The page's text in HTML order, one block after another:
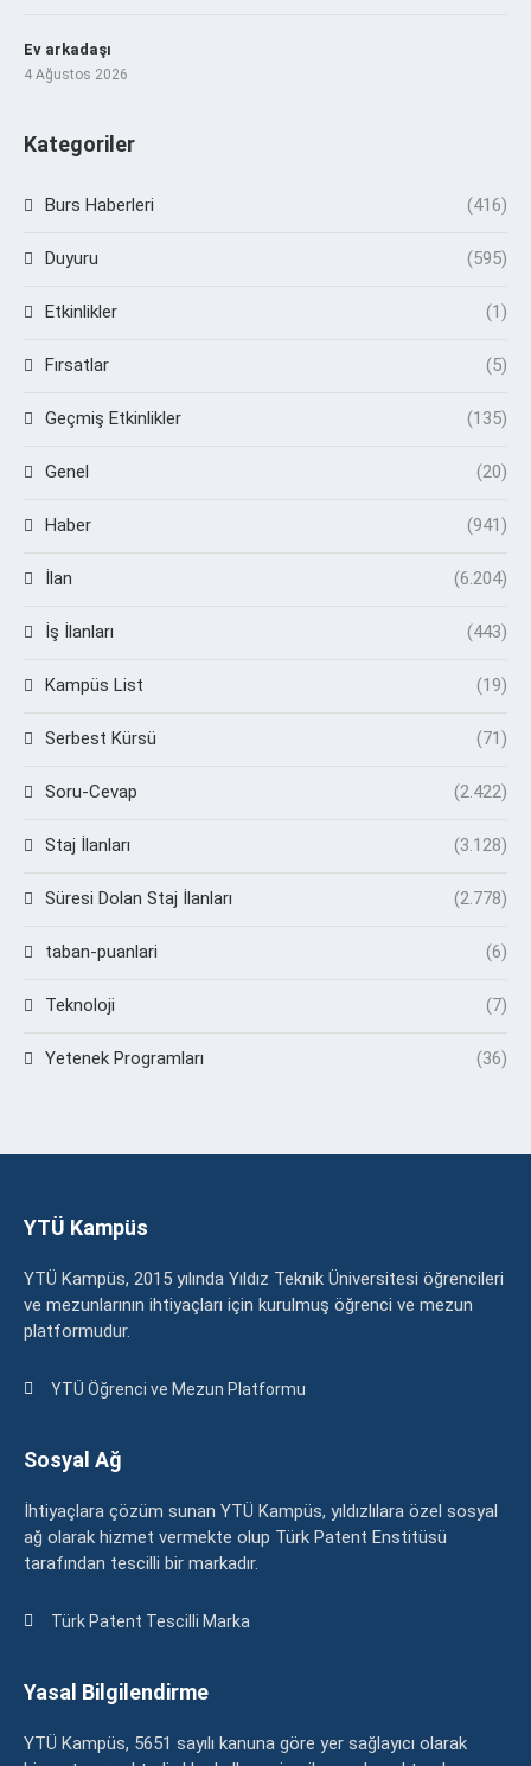
Ev arkadaşı
4 Ağustos 2026
Kategoriler
Burs Haberleri (416)
Duyuru (595)
Etkinlikler (1)
Fırsatlar (5)
Geçmiş Etkinlikler (135)
Genel (20)
Haber (941)
İlan (6.204)
İş İlanları (443)
Kampüs List (19)
Serbest Kürsü (71)
Soru-Cevap (2.422)
Staj İlanları (3.128)
Süresi Dolan Staj İlanları (2.778)
taban-puanlari (6)
Teknoloji (7)
Yetenek Programları (36)
YTÜ Kampüs
YTÜ Kampüs, 2015 yılında Yıldız Teknik Üniversitesi öğrencileri
ve mezunlarının ihtiyaçları için kurulmuş öğrenci ve mezun
platformudur.
YTÜ Öğrenci ve Mezun Platformu
Sosyal Ağ
İhtiyaçlara çözüm sunan YTÜ Kampüs, yıldızlılara özel sosyal
ağ olarak hizmet vermekte olup Türk Patent Enstitüsü
tarafından tescilli bir markadır.
Türk Patent Tescilli Marka
Yasal Bilgilendirme
YTÜ Kampüs, 5651 sayılı kanuna göre yer sağlayıcı olarak